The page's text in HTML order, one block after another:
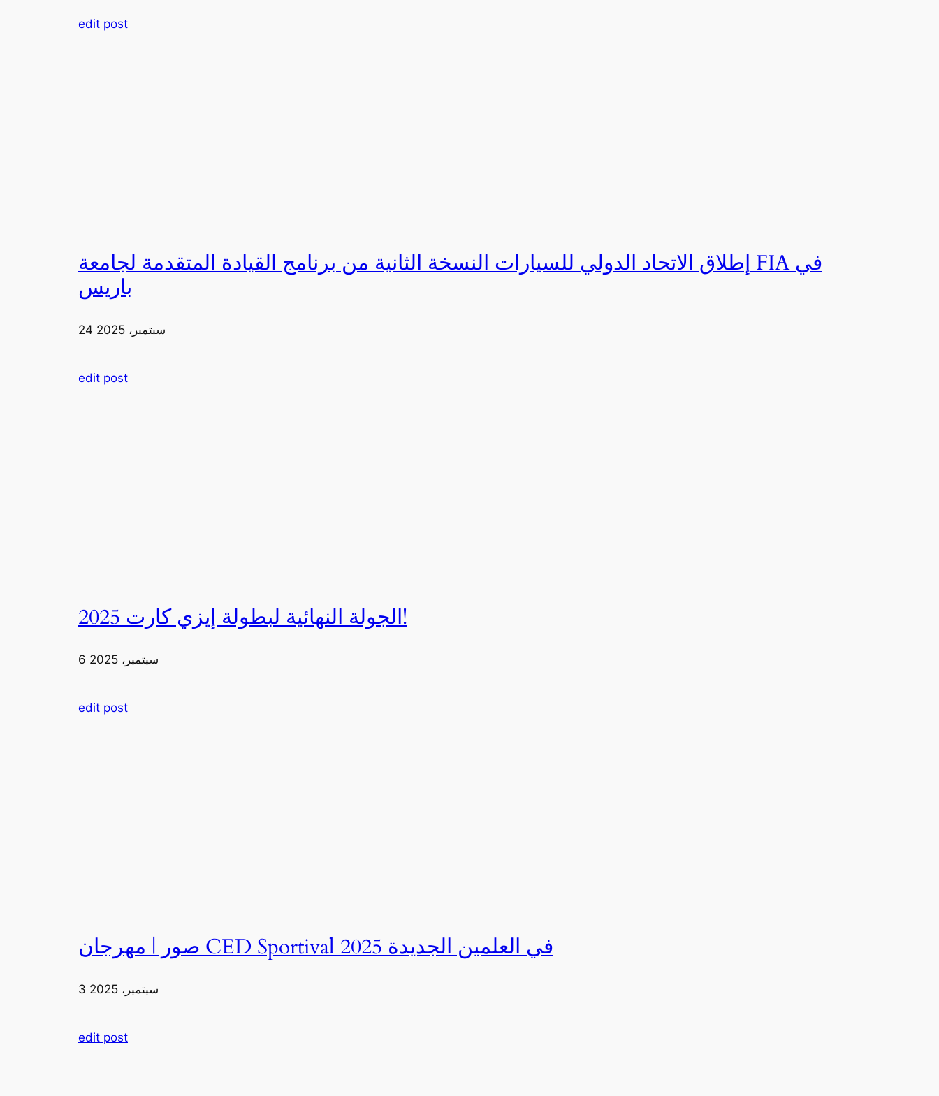
edit post
إطلاق الاتحاد الدولي للسيارات النسخة الثانية من برنامج القيادة المتقدمة لجامعة FIA في
باريس
24 سبتمبر، 2025
edit post
الجولة النهائية لبطولة إيزي كارت 2025!
6 سبتمبر، 2025
edit post
صور | مهرجان CED Sportival في العلمين الجديدة 2025
3 سبتمبر، 2025
edit post